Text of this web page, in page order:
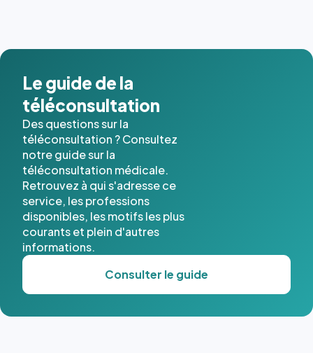
Le guide de la
téléconsultation
Des questions sur la
téléconsultation ? Consultez
notre guide sur la
téléconsultation médicale.
Retrouvez à qui s'adresse ce
service, les professions
disponibles, les motifs les plus
courants et plein d'autres
informations.
Consulter le guide